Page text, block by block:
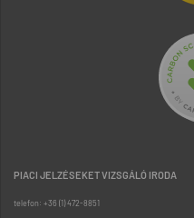
PIACI JELZÉSEKET VIZSGÁLÓ IRODA
telefon: +36 (1) 472-8851